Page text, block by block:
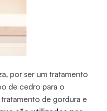
por ser um tratamento
de cedro para o
de gordura e